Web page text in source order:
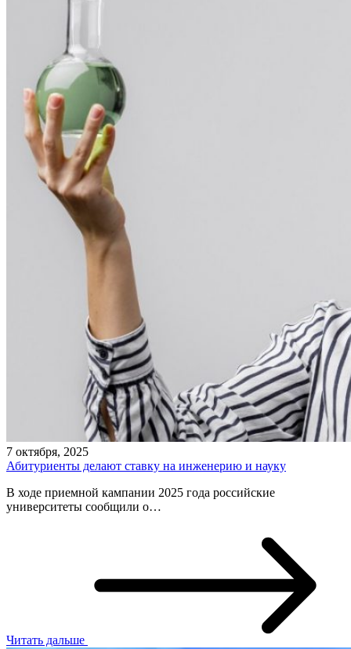
7 октября, 2025
Абитуриенты делают ставку на инженерию и науку
В ходе приемной кампании 2025 года российские
университеты сообщили о…
Читать дальше